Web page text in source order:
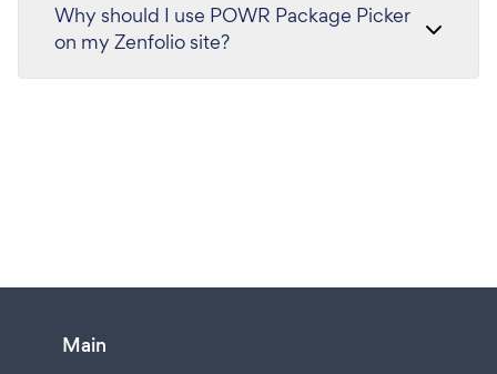
Why should I use POWR Package Picker
on my Zenfolio site?
Main